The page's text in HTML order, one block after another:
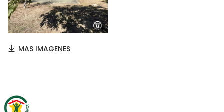
MAS IMAGENES